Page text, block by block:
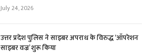
July 24, 2026
उत्तर प्रदेश पुलिस ने साइबर अपराध के विरुद्ध ‘ऑपरेशन
साइबर वज्र’ शुरू किया